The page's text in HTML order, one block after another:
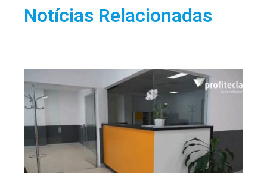
Notícias Relacionadas